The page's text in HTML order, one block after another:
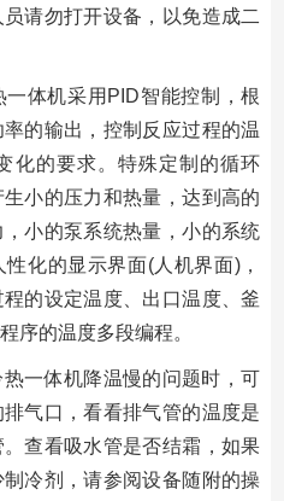
请勿打开设备，以免造成二
体机采用PID智能控制，根
的输出，控制反应过程的温
化的要求。特殊定制的循环
小的压力和热量，达到高的
小的泵系统热量，小的系统
化的显示界面(人机界面)，
的设定温度、出口温度、釜
序的温度多段编程。
一体机降温慢的问题时，可
气口，看看排气管的温度是
查看吸水管是否结霜，如果
冷剂，请参阅设备随附的操